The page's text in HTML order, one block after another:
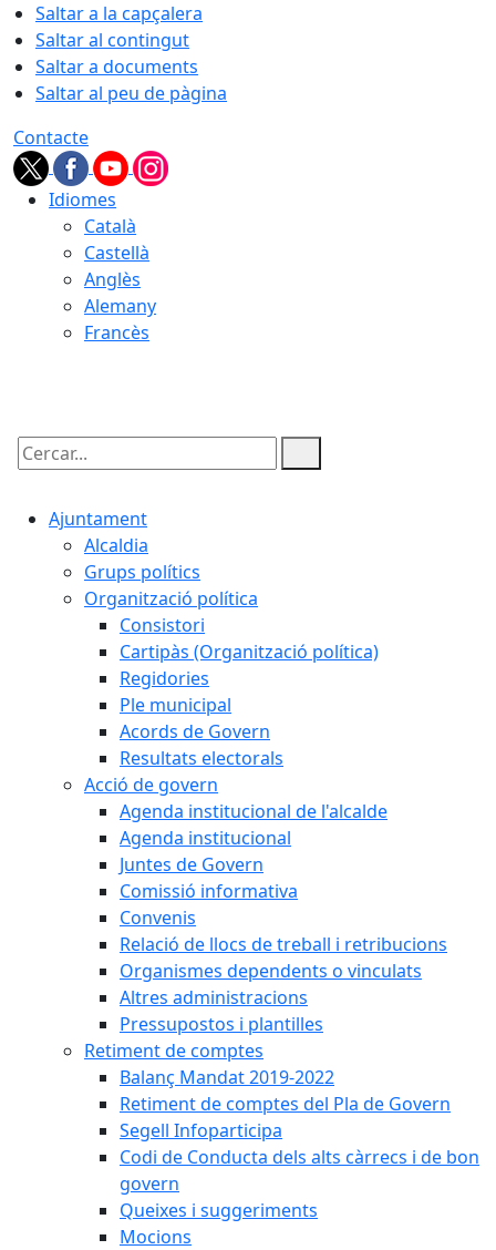
Saltar a la capçalera
Saltar al contingut
Saltar a documents
Saltar al peu de pàgina
Contacte
Idiomes
Català
Castellà
Anglès
Alemany
Francès
Cercar:
Ajuntament
Alcaldia
Grups polítics
Organització política
Consistori
Cartipàs (Organització política)
Regidories
Ple municipal
Acords de Govern
Resultats electorals
Acció de govern
Agenda institucional de l'alcalde
Agenda institucional
Juntes de Govern
Comissió informativa
Convenis
Relació de llocs de treball i retribucions
Organismes dependents o vinculats
Altres administracions
Pressupostos i plantilles
Retiment de comptes
Balanç Mandat 2019-2022
Retiment de comptes del Pla de Govern
Segell Infoparticipa
Codi de Conducta dels alts càrrecs i de bon
govern
Queixes i suggeriments
Mocions